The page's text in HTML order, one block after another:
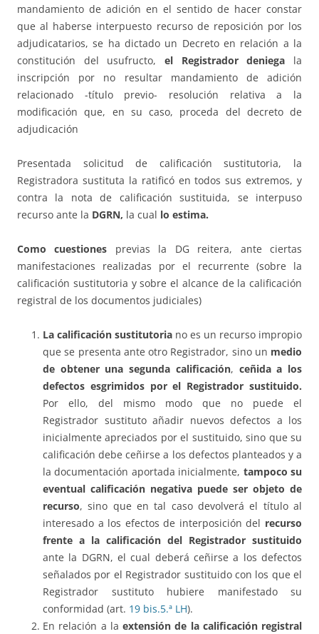
mandamiento de adición en el sentido de hacer constar
que al haberse interpuesto recurso de reposición por los
adjudicatarios, se ha dictado un Decreto en relación a la
constitución del usufructo, el Registrador deniega la
inscripción por no resultar mandamiento de adición
relacionado -título previo- resolución relativa a la
modificación que, en su caso, proceda del decreto de
adjudicación
Presentada solicitud de calificación sustitutoria, la
Registradora sustituta la ratificó en todos sus extremos, y
contra la nota de calificación sustituida, se interpuso
recurso ante la DGRN, la cual lo estima.
Como cuestiones previas la DG reitera, ante ciertas
manifestaciones realizadas por el recurrente (sobre la
calificación sustitutoria y sobre el alcance de la calificación
registral de los documentos judiciales)
La calificación sustitutoria no es un recurso impropio
que se presenta ante otro Registrador, sino un medio
de obtener una segunda calificación, ceñida a los
defectos esgrimidos por el Registrador sustituido.
Por ello, del mismo modo que no puede el
Registrador sustituto añadir nuevos defectos a los
inicialmente apreciados por el sustituido, sino que su
calificación debe ceñirse a los defectos planteados y a
la documentación aportada inicialmente, tampoco su
eventual calificación negativa puede ser objeto de
recurso, sino que en tal caso devolverá el título al
interesado a los efectos de interposición del recurso
frente a la calificación del Registrador sustituido
ante la DGRN, el cual deberá ceñirse a los defectos
señalados por el Registrador sustituido con los que el
Registrador sustituto hubiere manifestado su
conformidad (art. 19 bis.5.ª LH).
En relación a la extensión de la calificación registral